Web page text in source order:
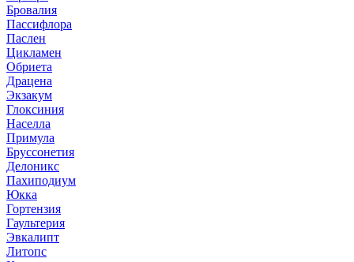
Бровалия
Пассифлора
Паслен
Цикламен
Обриета
Драцена
Экзакум
Глоксиния
Населла
Примула
Бруссонетия
Делоникс
Пахиподиум
Юкка
Гортензия
Гаультерия
Эвкалипт
Литопс